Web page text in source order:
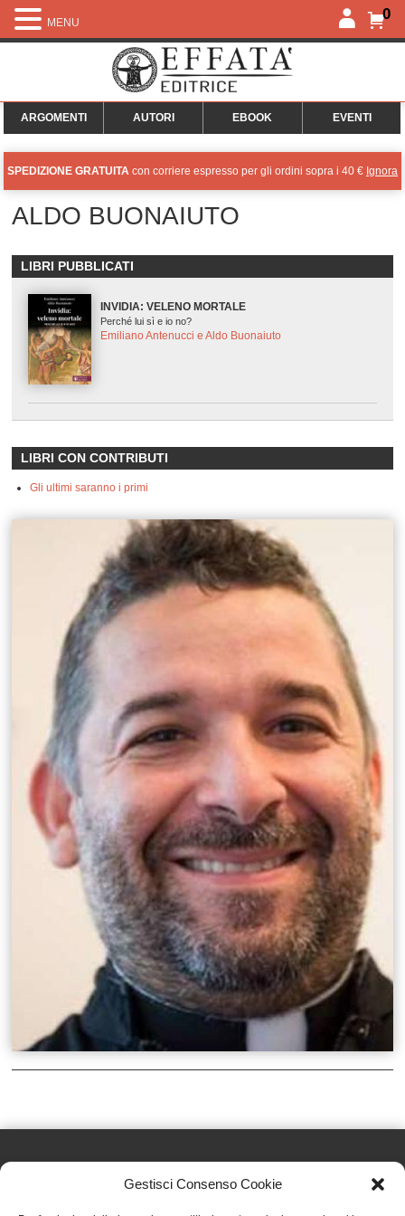
Gestisci Consenso Cookie
0
ARGOMENTI AUTORI EBOOK EVENTI
SPEDIZIONE GRATUITA con corriere espresso per gli ordini sopra i 40 € Ignora
ALDO BUONAIUTO
LIBRI PUBBLICATI
INVIDIA: VELENO MORTALE
Perché lui sì e io no?
Emiliano Antenucci e Aldo Buonaiuto
LIBRI CON CONTRIBUTI
Gli ultimi saranno i primi
Effatà Editrice di Pellegrino Paolo SAS
MENU